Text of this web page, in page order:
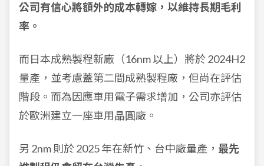
公司有信心將額外的成本轉嫁，以維持長期毛利
率。
而日本成熟製程新廠（16nm 以上）將於 2024H2
量產，並考慮蓋第二間成熟製程廠，但尚在評估
階段。而為因應車用電子需求增加，公司亦評估
於歐洲建立一座車用晶圓廠。
另 2nm 則於 2025 年在新竹、台中廠量產， 最先